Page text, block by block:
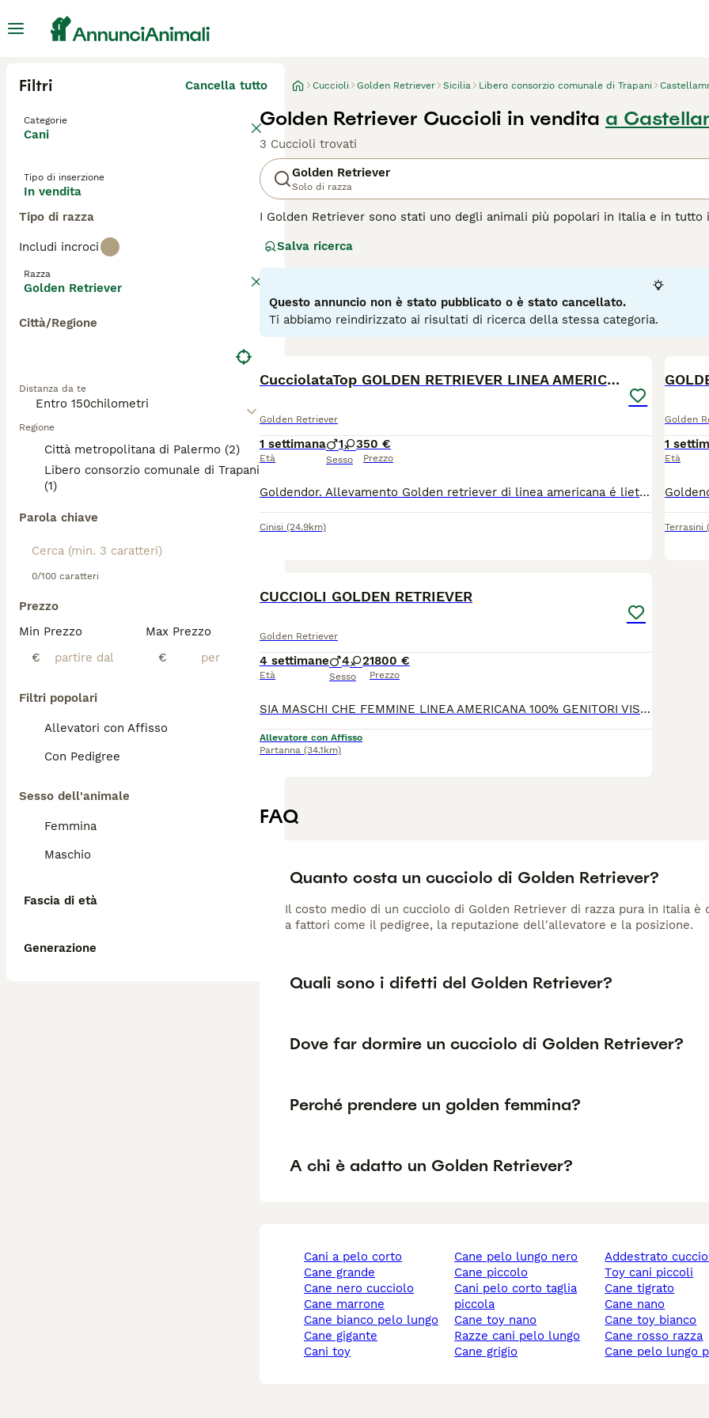
Filtri Cancella tutto
Categorie
Cani
Tipo di inserzione
In vendita
Tipo di razza
Includi incroci
Razza
Golden Retriever
Città/Regione
Distanza da te
Regione
Città metropolitana di Palermo (2)
Libero consorzio comunale di Trapani
(1)
Parola chiave
0/100 caratteri
Prezzo
Min Prezzo
€
Max Prezzo
€
Filtri popolari
Allevatori con Affisso
Con Pedigree
Sesso dell'animale
Femmina
Maschio
Fascia di età
Generazione
Cuccioli Golden Retriever Sicilia Libero consorzio comunale di Trapani
Golden Retriever Cuccioli in vendita a
3 Cuccioli trovati
Golden Retriever
Solo di razza
I Golden Retriever sono stati uno degli animali più popolari in Italia e in
Sono stati originariamente creati per riportare la selvaggina e molti Golden
Leggi la nostra pagina di consigli sul Golden Retriever per informazioni su
Salva ricerca
Questo annuncio non è stato pubblicato o è stato cancellato.
Ti abbiamo reindirizzato ai risultati di ricerca della stessa categoria.
CucciolataTop GOLDEN RETRIEVER LINEA AMERICANA100%
Golden Retriever
1 settimana
Età
1 3
Sesso
50 €
Prezzo
Goldendor. Allevamento Golden retriever di linea americana é lieto di informare della nascita di una cucciolata di golden retriever di linea americana programmata da diversi anni (LION X AMARANTH) date le ottime potenzialità dei genitori che morfologicamente e caratterialmente sono davvero una favola e sappiamo che sono degli ottimi riproduttori. Quindi ne é valsa proprio la pena di questa lunga attesa poiché i risultati sono eccellenti. Spero che possiate venirmi a trovare cosí da poter constatare il tutto di presenza direttamente nell'allevamento😉 Sono stati eseguiti tutti i test genetici per le principali malattie ereditarie in un laboratorio di analisi accreditato ENCI. Elenco alcuni degli esami effettuati (atrofia retinica progressiva GR-PRA1, atrofia retinica progressiva GR-PRA2, atrofia retinica progressiva PRCD-PRA, ceroidolipofuscinosi neuronale NCL, distrofia muscolare MD, ittiosi...). Esame ufficiale cardiologico per la diagnosi delle malattie cardiopatie di provata o presunta origine ereditaria. Lastre radiografiche delle anche e dei gomiti che sono state registrate nei rispettivi pedegree. I cuccioli saranno consegnati alle nuove famiglia quando avranno compiuti i 2 mesi di vita, con 2 sverminazioni e vaccinati. Chi é interessato mi contatti telefonicamente al 3898924653 per avere maggiori informazioni dettagliate.
Cinisi (24.9km)
Golden
1
Età
Terrasini
CUCCIOLI GOLDEN RETRIEVER
Golden Retriever
4 settimane
Età
4 2
Sesso
1800 €
Prezzo
SIA MASCHI CHE FEMMINE LINEA AMERICANA 100% GENITORI VISIBILI E CON TEST GENETICI E CONTROLLI DI PATOLOGIE DI RAZZA. I CUCCIOLI VENGONO CONSEGNATI DOPO 60 GIORNI CON CHIP,VACCINI,PEDIGREE,ANTIPARASSITARIO,SVERMINAZIONE E TUTTI I DOCUMENTI. POSSIBILITA' DI RATEIZZAZIONE E CONSEGNA
Allevatore con Affisso
Partanna (34.1km)
FAQ
Quanto costa un cucciolo di Golden Retriever?
Il costo medio di un cucciolo di Golden Retriever di razza pura in Italia
a fattori come il pedigree, la reputazione dell'allevatore e la posizione.
Quali sono i difetti del Golden Retriever?
Dove far dormire un cucciolo di Golden Retriever?
Perché prendere un golden femmina?
A chi è adatto un Golden Retriever?
cani a pelo corto
cane grande
cane nero cucciolo
cane marrone
cane bianco pelo lungo
cane gigante
cani toy
cane pelo lungo nero
cane piccolo
cani pelo corto taglia
piccola
cane toy nano
razze cani pelo lungo
cane grigio
addestrato
toy cani piccoli
cane tigrato
cane nano
cane toy bianco
cane rosso razza
cane pelo lungo